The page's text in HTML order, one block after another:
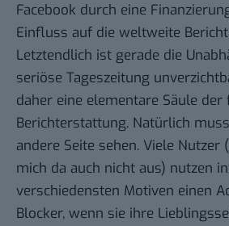
Facebook durch eine
Einfluss auf die weltweite
Letztendlich ist gerade die
seriöse Tageszeitung
daher eine elementare Säule der
Berichterstattung. Natürlich
andere Seite sehen. Viele
mich da auch nicht aus) nutzen
verschiedensten Motiven einen
Blocker, wenn sie ihre